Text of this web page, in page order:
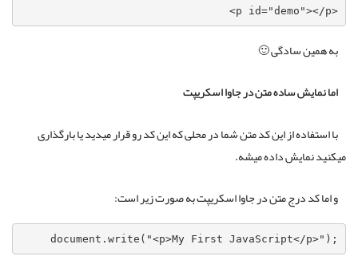
<p id="demo"></p>
به همین سادگی 🙂
اما نمایش ساده متن در جاوا اسکریپت
با استفاده از این کد متن شما در محلی که این کد رو قرار میدید یا بارگذاری
میکنید نمایش داده میشه.
و اما کد درج متن در جاوا اسکریپت به صورت زیر است:
document.write("<p>My First JavaScript</p>");